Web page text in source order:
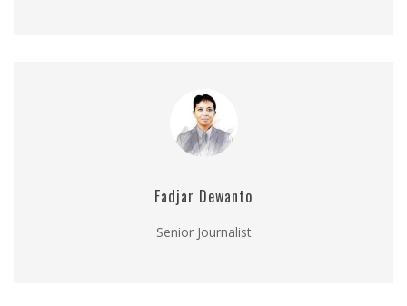
Fadjar Dewanto
Senior Journalist